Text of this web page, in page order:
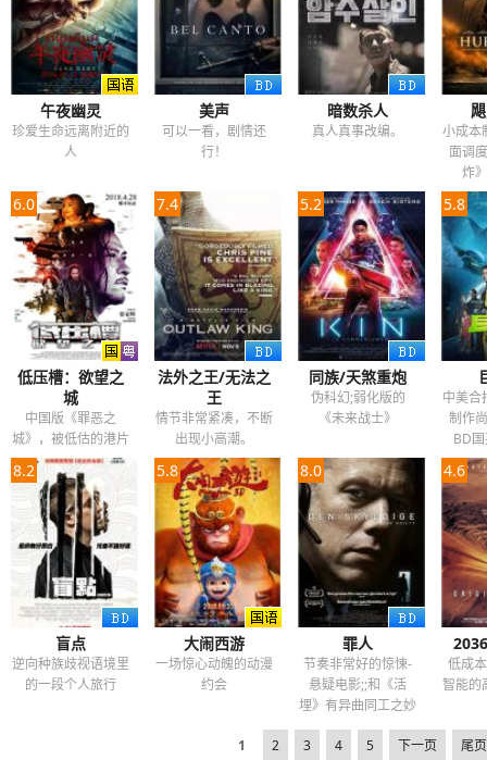
午夜幽灵
珍爱生命远离附近的
人
美声
可以一看，剧情还
行！
暗数杀人
真人真事改编。
小成本
面调
炸
6.0
低压槽：欲望之
城
中国版《罪恶之
城》，被低估的港片
佳作!更新BD国粤双
语中字
7.4
法外之王/无法之
王
情节非常紧凑，不断
出现小高潮。
5.2
同族/天煞重炮
伪科幻;弱化版的
《未来战士》
5.8
中美合
制作
BD
8.2
盲点
逆向种族歧视语境里
的一段个人旅行
5.8
大闹西游
一场惊心动魄的动漫
约会
8.0
罪人
节奏非常好的惊悚-
悬疑电影;;和《活
埋》有异曲同工之妙
4.6
低成
智能的
1 2 3 4 5 下一页 尾页